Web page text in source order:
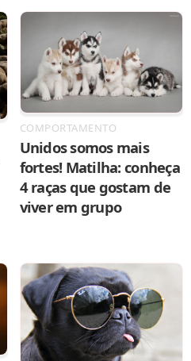
COMPORTAMENTO
Unidos somos mais
fortes! Matilha: conheça
4 raças que gostam de
viver em grupo